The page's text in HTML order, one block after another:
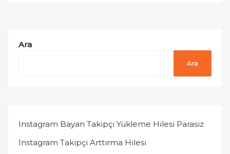
Ara
Ara
Instagram Bayan Takipçi Yükleme Hilesi Parasız
Instagram Takipçi Arttırma Hilesi